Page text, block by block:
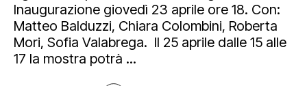
Inaugurazione giovedì 23 aprile ore 18. Con:
Matteo Balduzzi, Chiara Colombini, Roberta
Mori, Sofia Valabrega. Il 25 aprile dalle 15 alle
17 la mostra potrà ...